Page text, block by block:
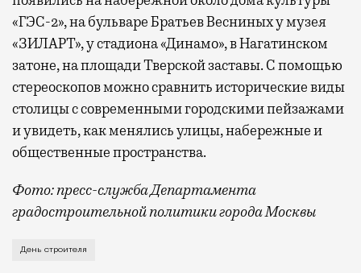
«ГЭС-2», на бульваре Братьев Весниных у музея
«ЗИЛАРТ», у стадиона «Динамо», в Нагатинском
затоне, на площади Тверской заставы. С помощью
стереоскопов можно сравнить исторические виды
столицы с современными городскими пейзажами
и увидеть, как менялись улицы, набережные и
общественные пространства.
Фото: пресс-служба Департамента
градостроительной политики города Москвы
В этом году профессиональный праздник День
День строителя